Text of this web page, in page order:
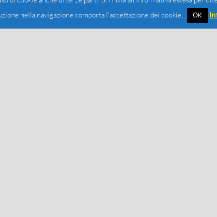
nella navigazione comporta l'accettazione dei cookie.
OK